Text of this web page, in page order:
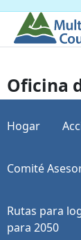
Oficina
Hogar
Comité
Rutas para
para 2050